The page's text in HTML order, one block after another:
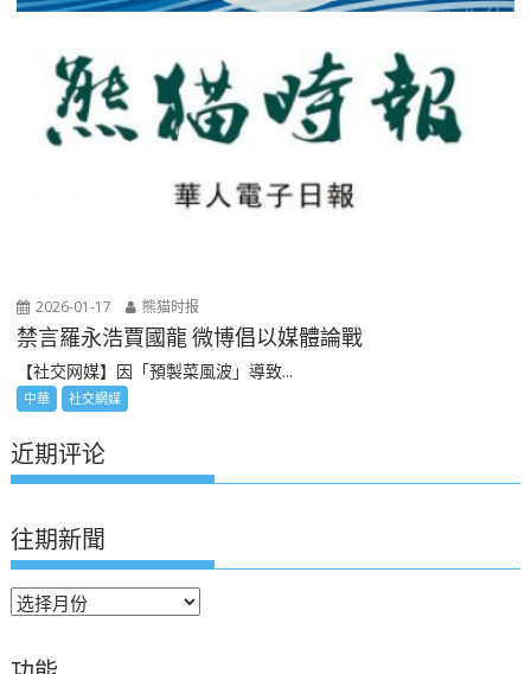
2026-01-17 熊猫时报
禁言羅永浩賈國龍 微博倡以媒體論戰
【社交网媒】因「預製菜風波」導致...
中華 社交網媒
近期评论
往期新聞
往
新